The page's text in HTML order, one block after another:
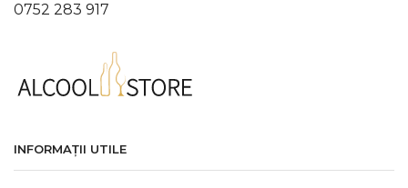
0752 283 917
INFORMAȚII UTILE